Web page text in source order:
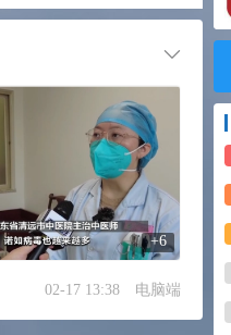
+6
02-17 13:38 电脑端